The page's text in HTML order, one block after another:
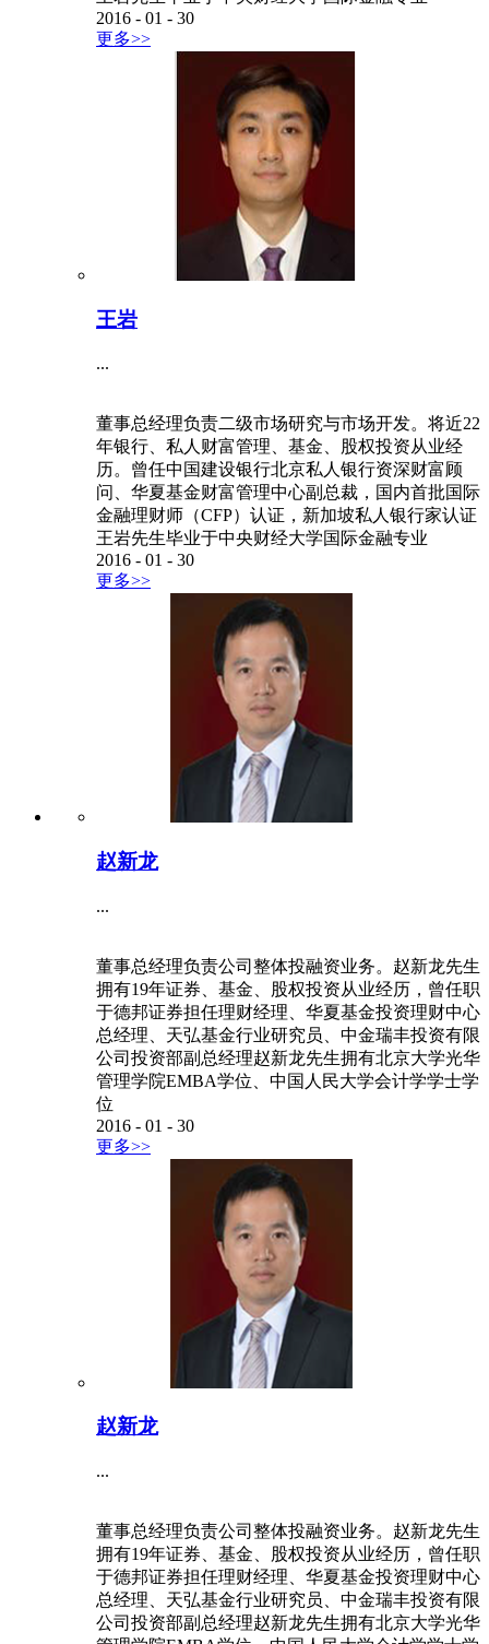
2016 - 01 - 30
更多>>
王岩
...
董事总经理负责二级市场研究与市场开发。将近22
年银行、私人财富管理、基金、股权投资从业经
历。曾任中国建设银行北京私人银行资深财富顾
问、华夏基金财富管理中心副总裁，国内首批国际
金融理财师（CFP）认证，新加坡私人银行家认证
王岩先生毕业于中央财经大学国际金融专业
2016 - 01 - 30
更多>>
赵新龙
...
董事总经理负责公司整体投融资业务。赵新龙先生
拥有19年证券、基金、股权投资从业经历，曾任职
于德邦证券担任理财经理、华夏基金投资理财中心
总经理、天弘基金行业研究员、中金瑞丰投资有限
公司投资部副总经理赵新龙先生拥有北京大学光华
管理学院EMBA学位、中国人民大学会计学学士学
位
2016 - 01 - 30
更多>>
赵新龙
...
董事总经理负责公司整体投融资业务。赵新龙先生
拥有19年证券、基金、股权投资从业经历，曾任职
于德邦证券担任理财经理、华夏基金投资理财中心
总经理、天弘基金行业研究员、中金瑞丰投资有限
公司投资部副总经理赵新龙先生拥有北京大学光华